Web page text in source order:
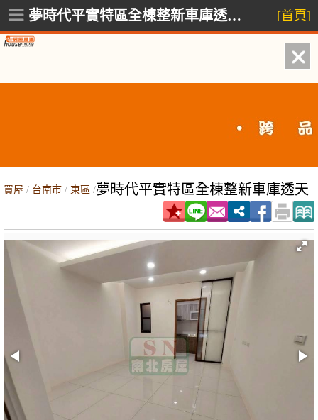
買屋 / 台南市 / 東區 /夢時代平實特區全棟整新車庫透天
夢時代平實特區全棟整新車庫透天,東區裕農路 [首頁]